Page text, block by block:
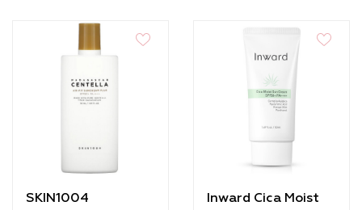
SKIN1004
Inward Cica Moist